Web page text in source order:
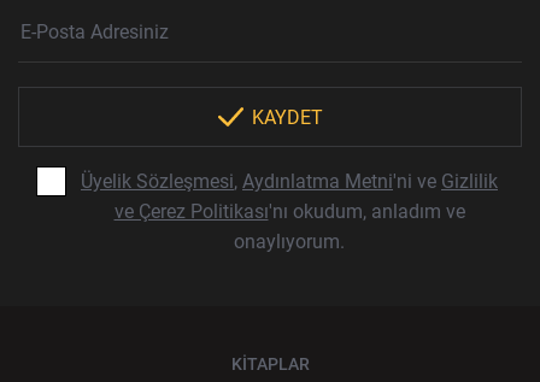
Haber Bülteni Aboneliği
KAYDET
Üyelik Sözleşmesi, Aydınlatma Metni'ni ve Gizlilik
ve Çerez Politikası'nı okudum, anladım ve
onaylıyorum.
KİTAPLAR